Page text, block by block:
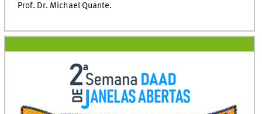
Prof. Dr. Michael Quante.